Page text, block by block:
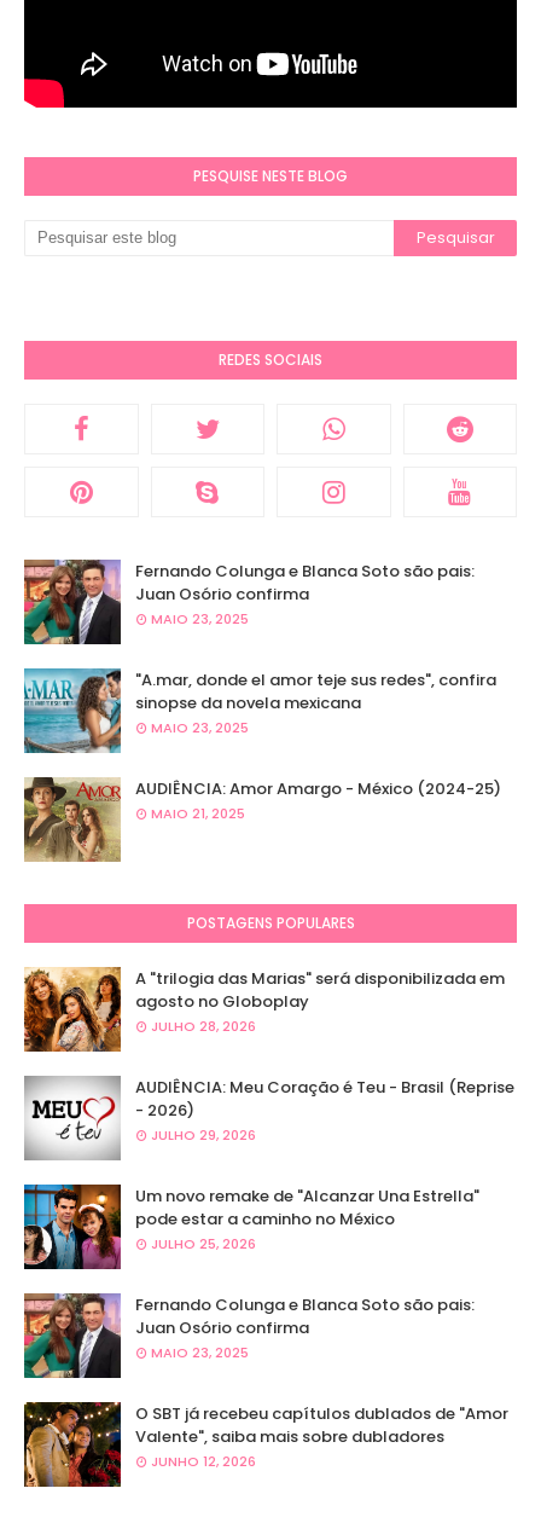
PESQUISE NESTE BLOG
REDES SOCIAIS
Fernando Colunga e Blanca Soto são pais:
Juan Osório confirma
MAIO 23, 2025
"A.mar, donde el amor teje sus redes", confira
sinopse da novela mexicana
MAIO 23, 2025
AUDIÊNCIA: Amor Amargo - México (2024-25)
MAIO 21, 2025
POSTAGENS POPULARES
A "trilogia das Marias" será disponibilizada em
agosto no Globoplay
JULHO 28, 2026
AUDIÊNCIA: Meu Coração é Teu - Brasil (Reprise
- 2026)
JULHO 29, 2026
Um novo remake de "Alcanzar Una Estrella"
pode estar a caminho no México
JULHO 25, 2026
Fernando Colunga e Blanca Soto são pais:
Juan Osório confirma
MAIO 23, 2025
O SBT já recebeu capítulos dublados de "Amor
Valente", saiba mais sobre dubladores
JUNHO 12, 2026